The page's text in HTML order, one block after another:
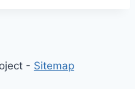
- Sitemap